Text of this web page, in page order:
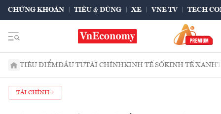
CHỨNG KHOÁN TIÊU & DÙNG XE VNE TV TECH
TIÊU ĐIỂMĐẦU TƯTÀI CHÍNHKINH TẾ SỐKINH TẾ XANH
TÀI CHÍNH